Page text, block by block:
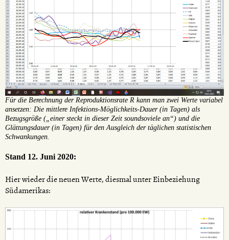
Für die Berechnung der Reproduktionsrate R kann man zwei Werte variabel
ansetzen: Die mittlere Infektions-Möglichkeits-Dauer (in Tagen) als
Bezugsgröße („einer steckt in dieser Zeit soundsoviele an“) und die
Glättungsdauer (in Tagen) für den Ausgleich der täglichen statistischen
Schwankungen.
Stand 12. Juni 2020:
Hier wieder die neuen Werte, diesmal unter Einbeziehung
Südamerikas: